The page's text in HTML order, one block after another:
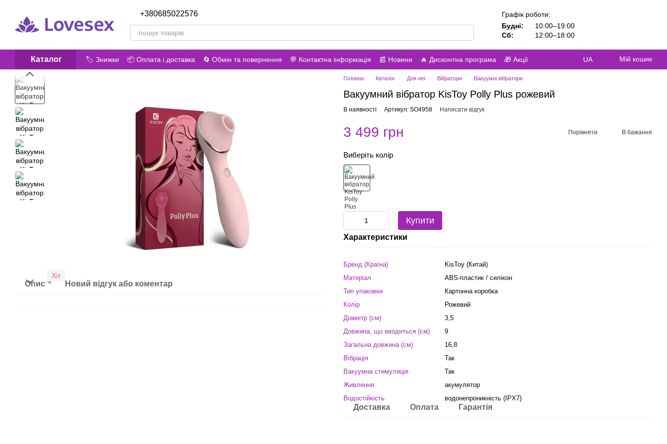
+380685022576
Графік роботи:
Будні:
10:00–19:00
Сб:
12:00–18:00
Каталог 🏷️ Знижки 📦 Оплата і доставка 🔄 Обмін та повернення 💬 Контактна інформація 📰 Новини 🔥 Дисконтна програма
🎁 Акції
😎 Про нас
📝 Відгуки про магазин
UA Мій кошик
Хіт
Опис Новий відгук або коментар
Головна Каталог Для неї Вібратори Вакуумні вібратори
Вакуумний вібратор KisToy Polly Plus рожевий
В наявності Артикул: SO4958 Написати відгук
3 499 грн Порівняти В бажання
Виберіть колір
Купити
Характеристики
Бренд (Країна)
KisToy (Китай)
Матеріал
ABS-пластик / силікон
Тип упаковки
Картонна коробка
Колір
Рожевий
Діаметр (см)
3,5
Довжина, що вводиться (см)
9
Загальна довжина (см)
16,8
Вібрація
Так
Вакуумна стимуляція
Так
Живлення
акумулятор
Водостійкість
водонепроникність (IPX7)
Доставка Оплата Гарантія